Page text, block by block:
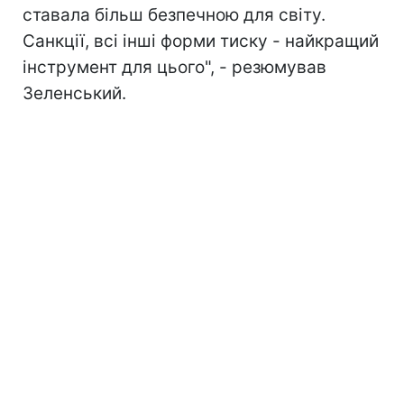
ставала більш безпечною для світу.
Санкції, всі інші форми тиску - найкращий
інструмент для цього", - резюмував
Зеленський.